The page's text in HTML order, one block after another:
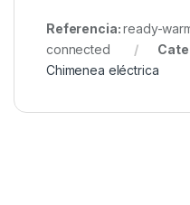
Referencia:ready-
connected
Chimenea eléctrica